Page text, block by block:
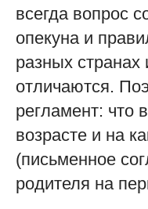
всегда вопрос
опекуна и
разных странах
отличаются.
регламент: что
возрасте и на
(письменное
родителя на